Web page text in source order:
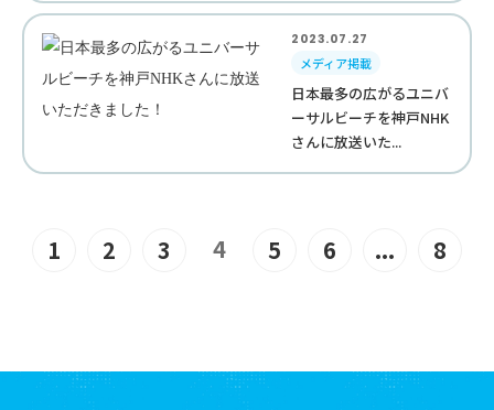
2023.07.27
メディア掲載
日本最多の広がるユニバ
ーサルビーチを神戸NHK
さんに放送いた...
1 2 3 4 5 6 ... 8